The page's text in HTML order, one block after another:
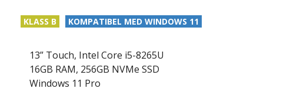
KLASS B KOMPATIBEL MED WINDOWS 11
13” Touch, Intel Core i5-8265U
16GB RAM, 256GB NVMe SSD
Windows 11 Pro